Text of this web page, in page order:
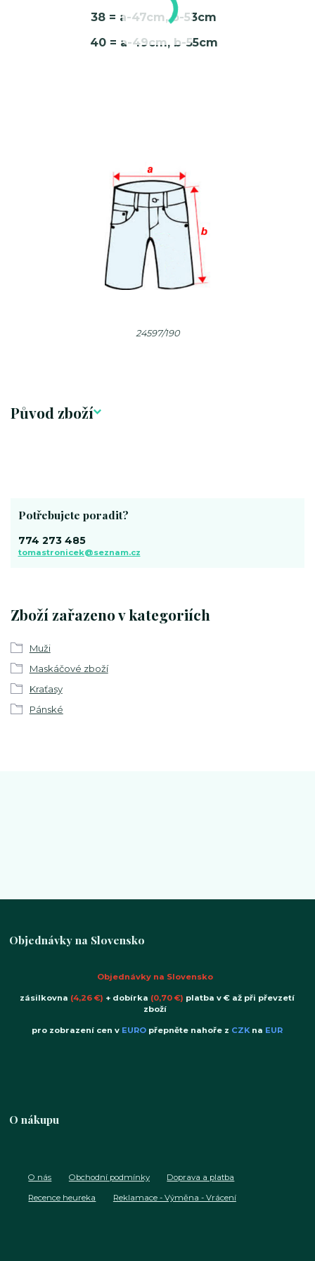
38 = a-47cm, b-53cm
40 = a-49cm, b-55cm
24597/190
Původ zboží
Zboží zařazeno v kategoriích
Muži
Maskáčové zboží
Kraťasy
Pánské
Potřebujete poradit?
774 273 485
tomastronicek@seznam.cz
Objednávky na Slovensko
Objednávky na Slovensko
zásilkovna (4,26 €) + dobírka (0,70 €) platba v € až při převzetí
zboží
pro zobrazení cen v EURO přepněte nahoře z CZK na EUR
O nákupu
O nás Obchodní podmínky Doprava a platba
Recence heureka Reklamace - Výměna - Vrácení